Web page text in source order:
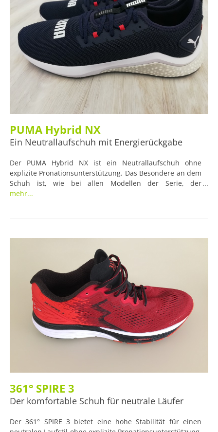
PUMA Hybrid NX
Ein Neutrallaufschuh mit Energierückgabe
Der PUMA Hybrid NX ist ein Neutrallaufschuh ohne
explizite Pronationsunterstützung. Das Besondere an dem
Schuh ist, wie bei allen Modellen der Serie, der
namensgebende Hybridschaum in der Zwischensohle. Er
mehr...
361° SPIRE 3
Der komfortable Schuh für neutrale Läufer
Der 361° SPIRE 3 bietet eine hohe Stabilität für einen